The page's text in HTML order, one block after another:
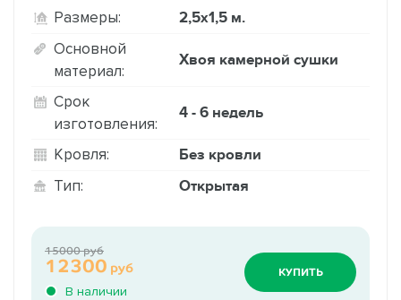
Размеры: 2,5х1,5 м.
Основной
материал:
Хвоя камерной сушки
Срок
изготовления:
4 - 6 недель
Кровля: Без кровли
Тип: Открытая
В наличии
12300 руб
15000 руб
КУПИТЬ